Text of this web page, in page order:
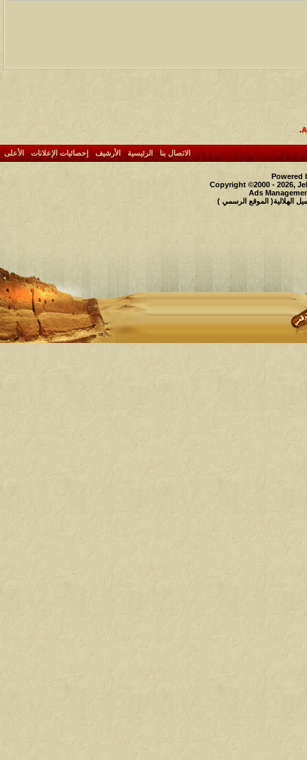
.
الاتصال بنا- الرئيسية- الأرشيف - إحصائيات الإعلانات- الأعلى
Powered
Copyright ©2000 - 2026,
Ads
الهلالية( الموقع الرسمي )